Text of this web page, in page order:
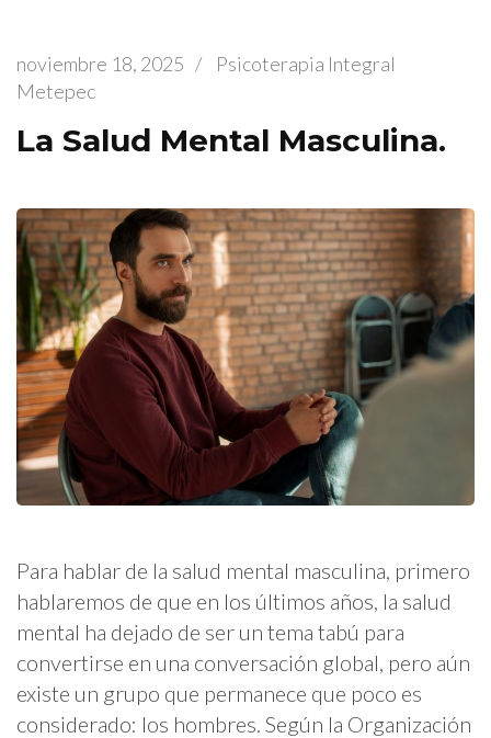
noviembre 18, 2025 /
Psicoterapia Integral
Metepec
La Salud Mental Masculina.
Para hablar de la salud mental masculina, primero
hablaremos de que en los últimos años, la salud
mental ha dejado de ser un tema tabú para
convertirse en una conversación global, pero aún
existe un grupo que permanece que poco es
considerado: los hombres. Según la Organización